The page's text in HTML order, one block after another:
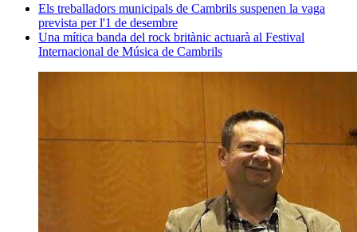
Els treballadors municipals de Cambrils suspenen la vaga
prevista per l'1 de desembre
Una mítica banda del rock britànic actuarà al Festival
Internacional de Música de Cambrils